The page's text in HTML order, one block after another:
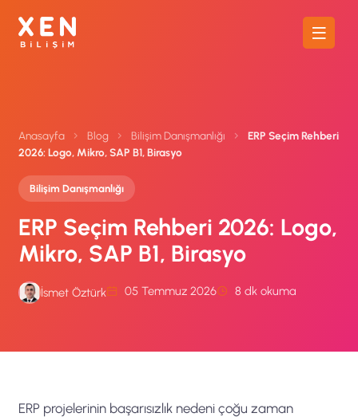
Anasayfa Blog Bilişim Danışmanlığı
ERP Seçim Rehberi
2026: Logo, Mikro, SAP B1, Birasyo
Bilişim Danışmanlığı
ERP Seçim Rehberi 2026: Logo,
Mikro, SAP B1, Birasyo
İsmet Öztürk 05 Temmuz 2026 8 dk okuma
ERP projelerinin başarısızlık nedeni çoğu zaman